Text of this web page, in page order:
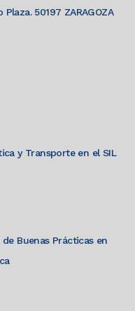
50197 ZARAGOZA
y Transporte en el SIL
Buenas Prácticas en